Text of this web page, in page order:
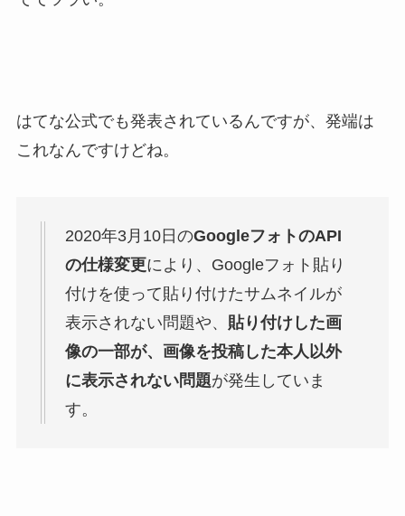
はてな公式でも発表されているんですが、発端は
これなんですけどね。
2020年3月10日のGoogleフォトのAPI
の仕様変更により、Googleフォト貼り
付けを使って貼り付けたサムネイルが
表示されない問題や、 貼り付けした画
像の一部が、画像を投稿した本人以外
に表示されない問題が発生していま
す。